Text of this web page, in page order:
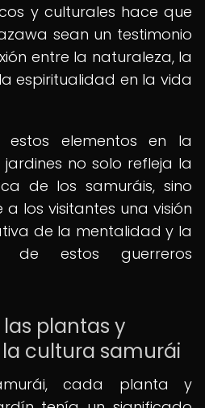
y culturales hace que
sean un testimonio
entre la naturaleza, la
espiritualidad en la vida
estos elementos en la
no solo refleja la
de los samuráis, sino
los visitantes una visión
de la mentalidad y la
estos guerreros
plantas y
cultura samurái
cada planta y